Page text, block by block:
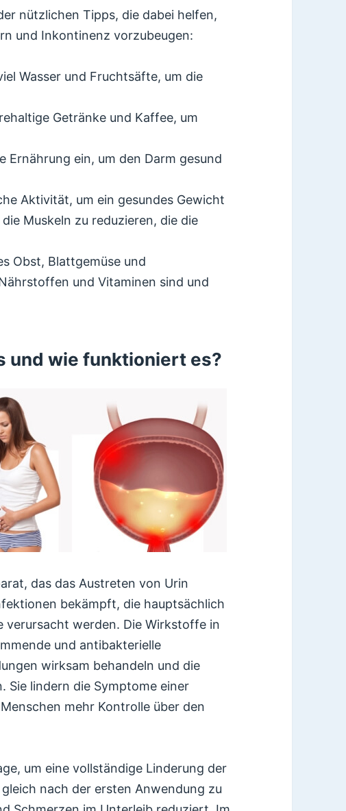
nützlichen Tipps, die dabei helfen,
und Inkontinenz vorzubeugen:
Wasser und Fruchtsäfte, um die
Getränke und Kaffee, um
Ernährung ein, um den Darm gesund
Aktivität, um ein gesundes Gewicht
Muskeln zu reduzieren, die die
Obst, Blattgemüse und
und Vitaminen sind und
und wie funktioniert es?
das das Austreten von Urin
bekämpft, die hauptsächlich
verursacht werden. Die Wirkstoffe in
und antibakterielle
wirksam behandeln und die
Sie lindern die Symptome einer
mehr Kontrolle über den
um eine vollständige Linderung der
nach der ersten Anwendung zu